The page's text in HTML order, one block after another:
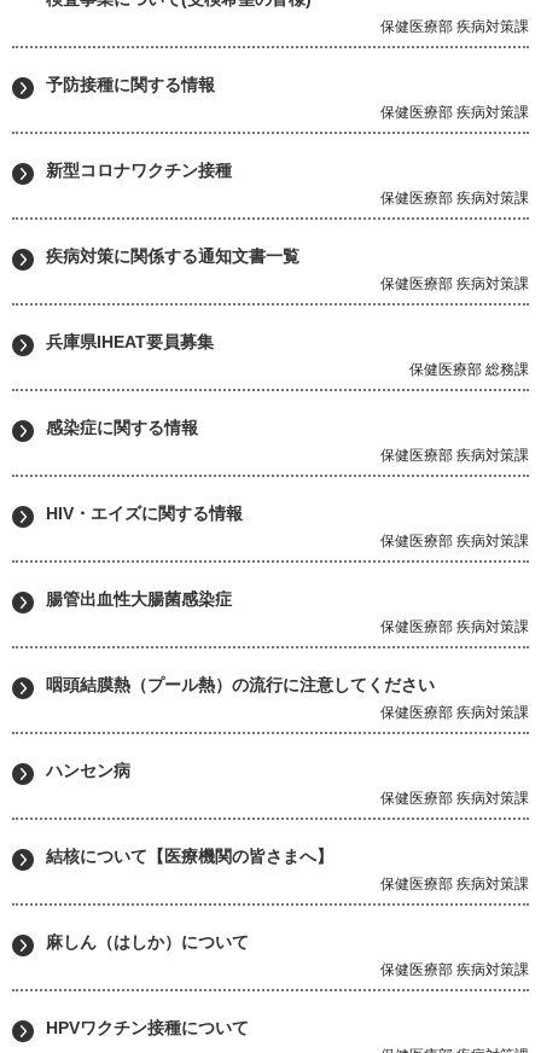
保健医療部 疾病対策課
予防接種に関する情報
保健医療部 疾病対策課
新型コロナワクチン接種
保健医療部 疾病対策課
疾病対策に関係する通知文書一覧
保健医療部 疾病対策課
兵庫県IHEAT要員募集
保健医療部 総務課
感染症に関する情報
保健医療部 疾病対策課
HIV・エイズに関する情報
保健医療部 疾病対策課
腸管出血性大腸菌感染症
保健医療部 疾病対策課
咽頭結膜熱（プール熱）の流行に注意してください
保健医療部 疾病対策課
ハンセン病
保健医療部 疾病対策課
結核について【医療機関の皆さまへ】
保健医療部 疾病対策課
麻しん（はしか）について
保健医療部 疾病対策課
HPVワクチン接種について